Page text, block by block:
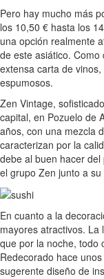
Pero hay mucho más
los 10,50 € hasta los
una opción realmente
de este asiático.
extensa carta de
espumosos.
Zen Vintage,
capital, en Pozuelo de
años, con una mezcla
caracterizan por la
debe al buen hacer
el grupo Zen junto a
En cuanto a la
mayores atractivos.
que por la noche, todo
Redecorado hace
sugerente diseño de